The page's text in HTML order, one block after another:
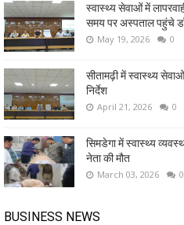
स्वास्थ्य सेवाओं में
समय पर अस्पताल पहुंचे
May 19, 2026 0
सीतामढ़ी में स्वास्थ्य
निर्देश
April 21, 2026 0
सिमडेगा में स्वास्थ्य
नेता की मौत
March 03, 2026 0
BUSINESS NEWS